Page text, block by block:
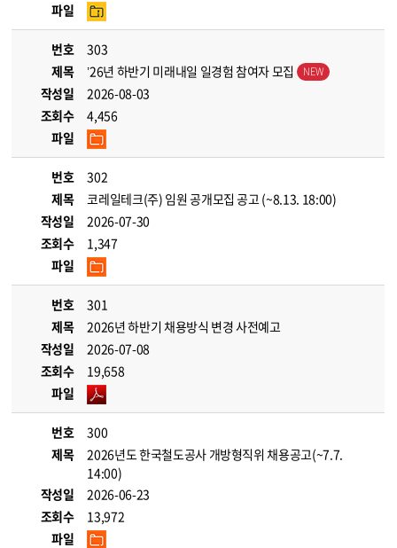
파일
번호
303
제목
’26년 하반기 미래내일 일경험 참여자 모집
작성일
2026-08-03
조회수
4,456
파일
번호
302
제목
코레일테크(주) 임원 공개모집 공고 (~8.13. 18:00)
작성일
2026-07-30
조회수
1,347
파일
번호
301
제목
2026년 하반기 채용방식 변경 사전예고
작성일
2026-07-08
조회수
19,658
파일
번호
300
제목
2026년도 한국철도공사 개방형직위 채용공고(~7.7.
14:00)
작성일
2026-06-23
조회수
13,972
파일